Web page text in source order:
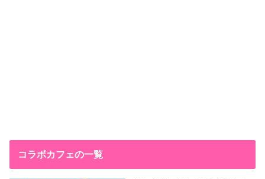
コラボカフェの一覧